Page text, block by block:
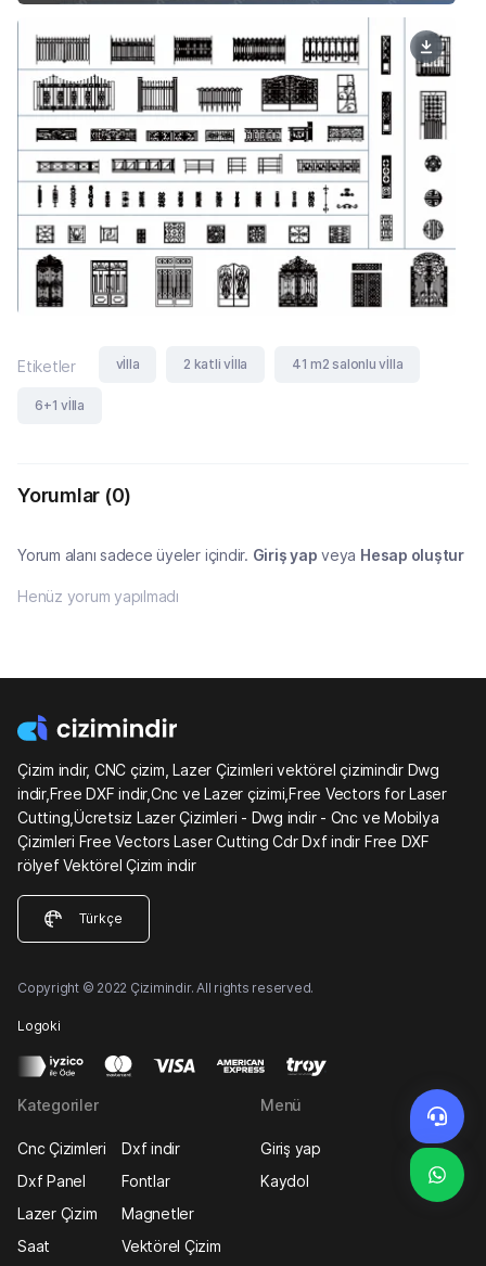
Etiketler vİlla 2 katli vİlla 41 m2 salonlu vİlla
6+1 vİlla
Yorumlar (0)
Yorum alanı sadece üyeler içindir. Giriş yap veya Hesap oluştur
Henüz yorum yapılmadı
Çizim indir, CNC çizim, Lazer Çizimleri vektörel çizimindir Dwg
indir,Free DXF indir,Cnc ve Lazer çizimi,Free Vectors for Laser
Cutting,Ücretsiz Lazer Çizimleri - Dwg indir - Cnc ve Mobilya
Çizimleri Free Vectors Laser Cutting Cdr Dxf indir Free DXF
rölyef Vektörel Çizim indir
Türkçe
Copyright © 2022 Çizimindir. All rights reserved.
Logoki
Kategoriler
Cnc Çizimleri
Dxf indir
Dxf Panel
Fontlar
Lazer Çizim
Magnetler
Saat
Vektörel Çizim
Menü
Giriş yap
Kaydol